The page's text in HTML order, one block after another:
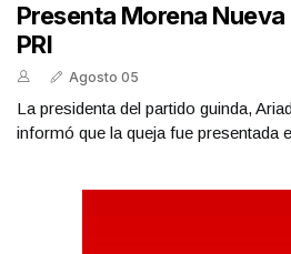
Presenta Morena
PRI
Agosto 05
La presidenta del partido guinda,
informó que la queja fue presentada